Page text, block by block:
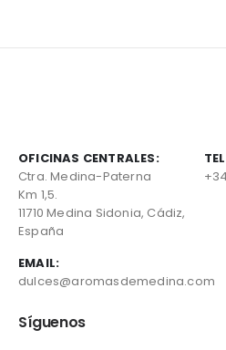
OFICINAS CENTRALES:
Ctra. Medina-Paterna
Km 1,5.
11710 Medina Sidonia, Cádiz,
España
EMAIL:
dulces@aromasdemedina.com
Síguenos